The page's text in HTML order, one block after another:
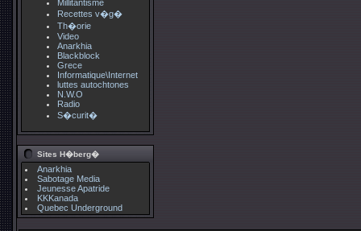
Millitantisme
Recettes v�g�
Th�orie
Video
Anarkhia
Blackblock
Grece
Informatique\Internet
luttes autochtones
N.W.O
Radio
S�curit�
Sites H�berg�
Anarkhia
Sabotage Media
Jeunesse Apatride
KKKanada
Quebec Underground